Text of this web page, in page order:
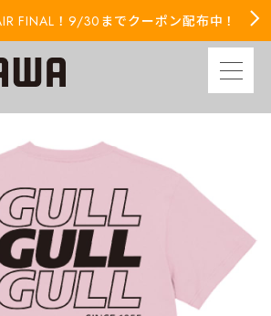
FINAL！9/30までクーポン配布中！